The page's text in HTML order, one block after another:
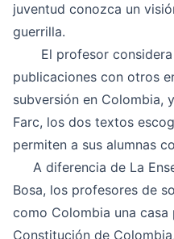
juventud conozca un
guerrilla.
El profesor considera
publicaciones con otros
subversión en Colombia,
Farc, los dos textos
permiten a sus alumnas
A diferencia de La
Bosa, los profesores de
como Colombia una
Constitución de